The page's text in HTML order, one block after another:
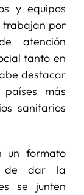
y equipos
trabajan por
atención
tanto en
destacar
más
sanitarios
un formato
de dar la
se junten